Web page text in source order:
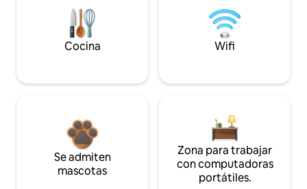
Cocina Wifi
Se admiten
mascotas
Zona para trabajar
con computadoras
portátiles.